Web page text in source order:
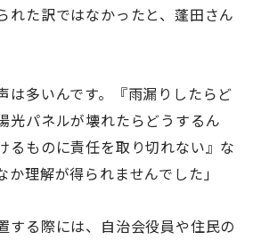
れた訳ではなかったと、蓬田さん
は多いんです。『雨漏りしたらど
光パネルが壊れたらどうするん
るものに責任を取り切れない』な
か理解が得られませんでした」
する際には、自治会役員や住民の